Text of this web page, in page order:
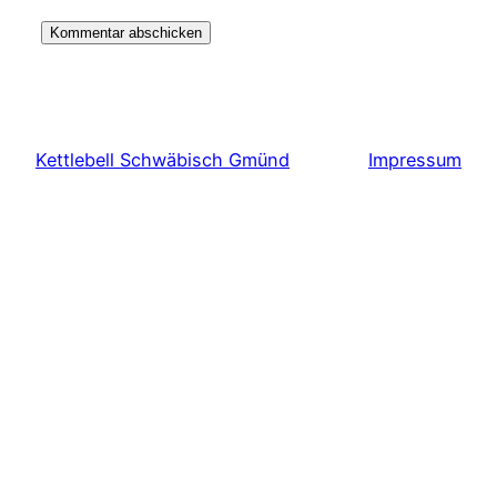
Kettlebell Schwäbisch Gmünd Impressum